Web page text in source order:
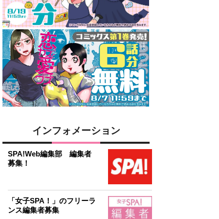
インフォメーション
SPA!Web編集部 編集者
募集！
「女子SPA！」のフリーラ
ンス編集者募集